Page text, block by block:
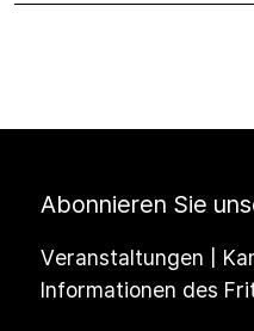
Abonnieren Sie
Veranstaltungen |
Informationen des